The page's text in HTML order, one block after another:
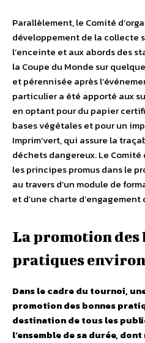
Parallèlement, le Comité
développement de la collecte
l’enceinte et aux abords des
la Coupe du Monde sur
et pérennisée après
particulier a été apporté aux
en optant pour du papier
bases végétales et pour un
Imprim’vert, qui assure la
déchets dangereux. Le
les principes promus dans le
au travers d’un module de
et d’une charte d’engagement
La promotion des
pratiques
Dans le cadre du tournoi,
promotion des bonnes
destination de tous les
l’ensemble de sa durée,